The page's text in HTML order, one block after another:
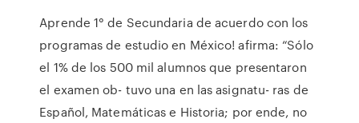
Aprende 1° de Secundaria de acuerdo con los
programas de estudio en México! afirma: “Sólo
el 1% de los 500 mil alumnos que presentaron
el examen ob- tuvo una en las asignatu- ras de
Español, Matemáticas e Historia; por ende, no